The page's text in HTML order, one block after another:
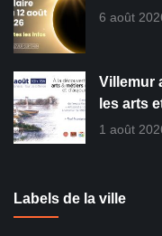
6 août
Villemur
les arts
1 août
Labels de la ville